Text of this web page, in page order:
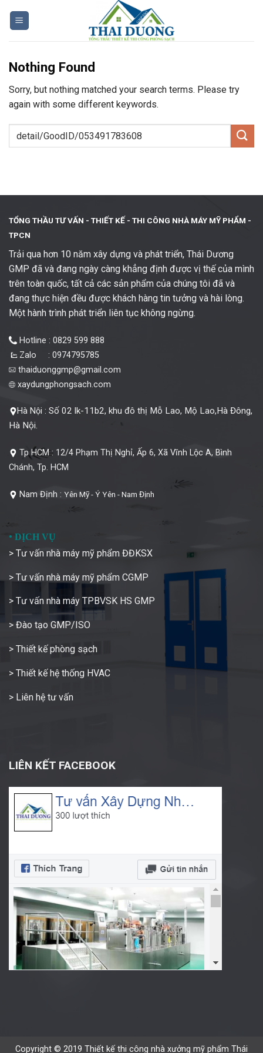
Nothing Found
Sorry, but nothing matched your search terms. Please try
again with some different keywords.
TỔNG THẦU TƯ VẤN - THIẾT KẾ - THI CÔNG NHÀ MÁY MỸ PHẨM -
TPCN
Trải qua hơn 10 năm xây dựng và phát triển, Thái Dương
GMP đã và đang ngày càng khẳng định được vị thế của mình
trên toàn quốc, tất cả các sản phẩm của chúng tôi đã và
đang thực hiện đều được khách hàng tin tưởng và hài lòng.
Một hành trình phát triển liên tục không ngừng.
Hotline : 0829 599 888
Zalo : 0974795785
thaiduonggmp@gmail.com
xaydungphongsach.com
Hà Nội : Số 02 lk-11b2, khu đô thị Mỗ Lao, Mộ Lao,Hà Đông,
Hà Nội.
Tp HCM : 12/4 Phạm Thị Nghỉ, Ấp 6, Xã Vĩnh Lộc A, Bình
Chánh, Tp. HCM
Nam Định : Yên Mỹ - Ý Yên - Nam Định
• DỊCH VỤ
> Tư vấn nhà máy mỹ phẩm ĐĐKSX
> Tư vấn nhà máy mỹ phẩm CGMP
> Tư vấn nhà máy TPBVSK HS GMP
> Đào tạo GMP/ISO
> Thiết kế phòng sạch
> Thiết kế hệ thống HVAC
> Liên hệ tư vấn
LIÊN KẾT FACEBOOK
Copyright © 2019 Thiết kế thi công nhà xưởng mỹ phẩm Thái